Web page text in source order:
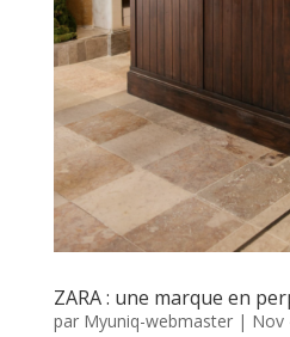
ZARA : une marque en
par Myuniq-webmaster| Nov